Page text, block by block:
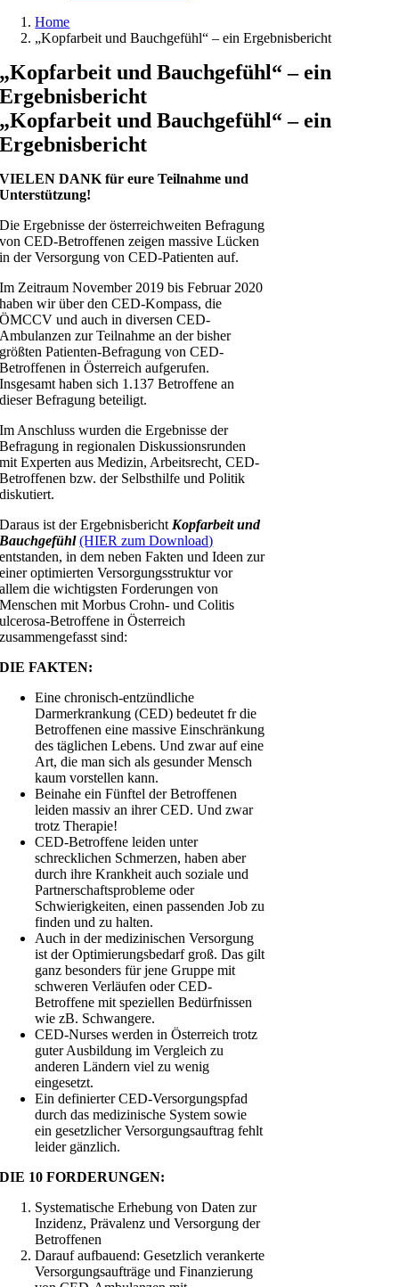
Home
„Kopfarbeit und Bauchgefühl“ – ein Ergebnisbericht
„Kopfarbeit und Bauchgefühl“ – ein
Ergebnisbericht
„Kopfarbeit und Bauchgefühl“ – ein
Ergebnisbericht
VIELEN DANK für eure Teilnahme und
Unterstützung!
Die Ergebnisse der österreichweiten Befragung
von CED-Betroffenen zeigen massive Lücken
in der Versorgung von CED-Patienten auf.
Im Zeitraum November 2019 bis Februar 2020
haben wir über den CED-Kompass, die
ÖMCCV und auch in diversen CED-
Ambulanzen zur Teilnahme an der bisher
größten Patienten-Befragung von CED-
Betroffenen in Österreich aufgerufen.
Insgesamt haben sich 1.137 Betroffene an
dieser Befragung beteiligt.
Im Anschluss wurden die Ergebnisse der
Befragung in regionalen Diskussionsrunden
mit Experten aus Medizin, Arbeitsrecht, CED-
Betroffenen bzw. der Selbsthilfe und Politik
diskutiert.
Daraus ist der Ergebnisbericht Kopfarbeit und
Bauchgefühl(HIER zum Download)
entstanden, in dem neben Fakten und Ideen zur
einer optimierten Versorgungsstruktur vor
allem die wichtigsten Forderungen von
Menschen mit Morbus Crohn- und Colitis
ulcerosa-Betroffene in Österreich
zusammengefasst sind:
DIE FAKTEN:
Eine chronisch-entzündliche
Darmerkrankung (CED) bedeutet fr die
Betroffenen eine massive Einschränkung
des täglichen Lebens. Und zwar auf eine
Art, die man sich als gesunder Mensch
kaum vorstellen kann.
Beinahe ein Fünftel der Betroffenen
leiden massiv an ihrer CED. Und zwar
trotz Therapie!
CED-Betroffene leiden unter
schrecklichen Schmerzen, haben aber
durch ihre Krankheit auch soziale und
Partnerschaftsprobleme oder
Schwierigkeiten, einen passenden Job zu
finden und zu halten.
Auch in der medizinischen Versorgung
ist der Optimierungsbedarf groß. Das gilt
ganz besonders für jene Gruppe mit
schweren Verläufen oder CED-
Betroffene mit speziellen Bedürfnissen
wie zB. Schwangere.
CED-Nurses werden in Österreich trotz
guter Ausbildung im Vergleich zu
anderen Ländern viel zu wenig
eingesetzt.
Ein definierter CED-Versorgungspfad
durch das medizinische System sowie
ein gesetzlicher Versorgungsauftrag fehlt
leider gänzlich.
DIE 10 FORDERUNGEN:
Systematische Erhebung von Daten zur
Inzidenz, Prävalenz und Versorgung der
Betroffenen
Darauf aufbauend: Gesetzlich verankerte
Versorgungsaufträge und Finanzierung